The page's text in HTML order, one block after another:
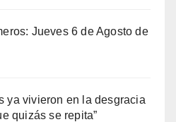
Jueves 6 de Agosto de
ya vivieron en la desgracia
quizás se repita”